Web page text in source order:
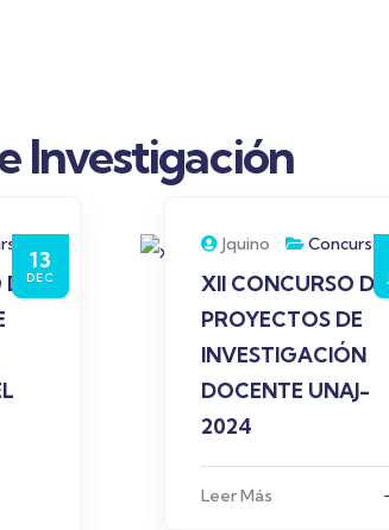
Investigación
13
DEC
DE
Jquino Concurso
XII CONCURSO DE
PROYECTOS DE
INVESTIGACIÓN
DOCENTE UNAJ-
2024
Leer Más